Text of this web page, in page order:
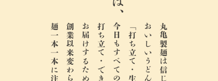
おいしいうどんは
お届けするために、